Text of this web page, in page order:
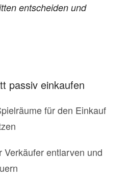
entscheiden und
passiv einkaufen
für den Einkauf
Verkäufer entlarven und